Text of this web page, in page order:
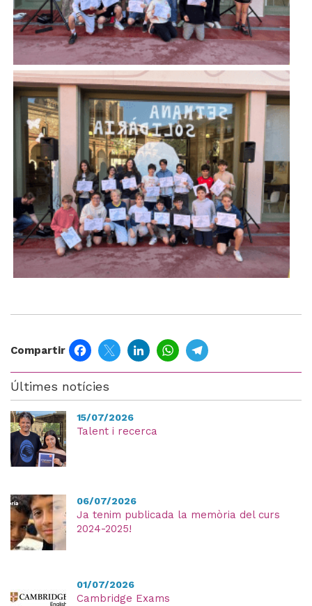
Imatge
Compartir FacebookTwitterLinkedInWhatsApp
Últimes notícies
15/07/2026
Talent i recerca
06/07/2026
Ja tenim publicada la memòria del curs
2024-2025!
01/07/2026
Cambridge Exams